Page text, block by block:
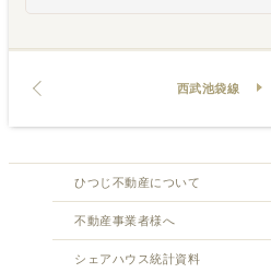
西武池袋線
ひつじ不動産について
不動産事業者様へ
シェアハウス統計資料